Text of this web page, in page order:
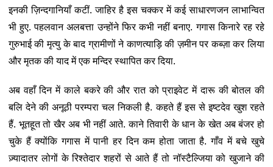
इनकी ज़िन्दगानियाँ कटीं. जाहिर है इस चक्कर में कई साधारणजन लाभान्वित
भी हुए. पहलवान अलबत्ता उन्होंने फिर कभी नहीं बनाए. गगास किनारे रह रहे
गुरुभाई की मृत्यु के बाद ग्रामीणों ने काणत्याड़ि की ज़मीन पर कब्ज़ा कर लिया
और मृतक की याद में एक मन्दिर स्थापित कर दिया.
अब वहाँ दिन में काले बकरे की और रात को प्राइवेट में दारू की बोतल की
बलि देने की अनूठी परम्परा चल निकली है. कहते हैं इस से इष्टदेव खुश रहते
हैं. भूतहूत तो खैर अब भी नहीं आते. काने तिवारी के धान के खेत अब बंजर हो
चुके हैं क्योंकि गगास में पानी हर दिन कम होता जाता है. गाँव में बचे खुचे
ज़्यादातर लोगों के रिश्तेदार शहरों से आते हैं तो नॉस्टैल्जिया को खुजाने की